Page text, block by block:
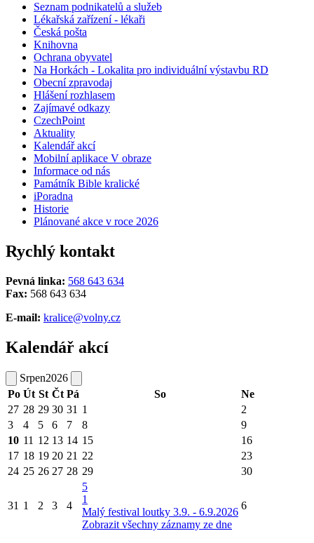
Seznam podnikatelů a služeb
Lékařská zařízení - lékaři
Česká pošta
Knihovna
Ochrana obyvatel
Na Horkách - Lokalita pro individuální výstavbu RD
Obecní zpravodaj
Hlášení rozhlasem
Zajímavé odkazy
CzechPoint
Aktuality
Kalendář akcí
Mobilní aplikace V obraze
Informace od nás
Památník Bible kralické
iPoradna
Historie
Plánované akce v roce 2026
Rychlý kontakt
Pevná linka: 568 643 634
Fax: 568 643 634
E-mail: kralice@volny.cz
Kalendář akcí
Srpen2026
Po Út St Čt Pá So
Ne
27 28 29 30 31 1
2
3
4 5 6 7 8
9
10 11 12 13 14 15
16
17 18 19 20 21 22
23
24 25 26 27 28 29 30
31 1 2 3 4
5
1
Malý festival loutky 3.9. - 6.9.2026
Zobrazit všechny záznamy ze dne
6